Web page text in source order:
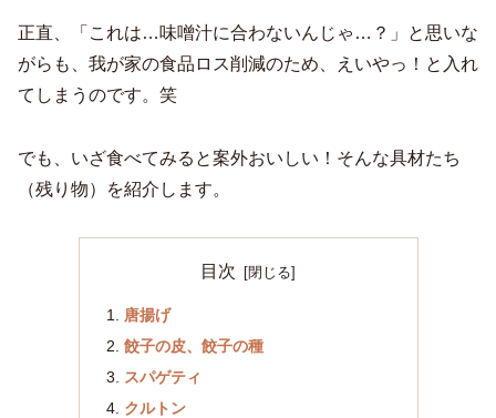
正直、「これは…味噌汁に合わないんじゃ…？」と思いな
がらも、我が家の食品ロス削減のため、えいやっ！と入れ
てしまうのです。笑
でも、いざ食べてみると案外おいしい！そんな具材たち
（残り物）を紹介します。
目次
唐揚げ
餃子の皮、餃子の種
スパゲティ
クルトン